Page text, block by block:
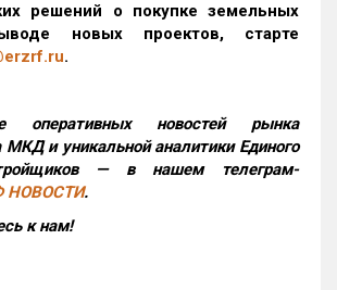
решений о покупке земельных
новых проектов, старте
.
оперативных новостей рынка
МКД и уникальной аналитики Единого
— в нашем телеграм-
НОВОСТИ.
к нам!